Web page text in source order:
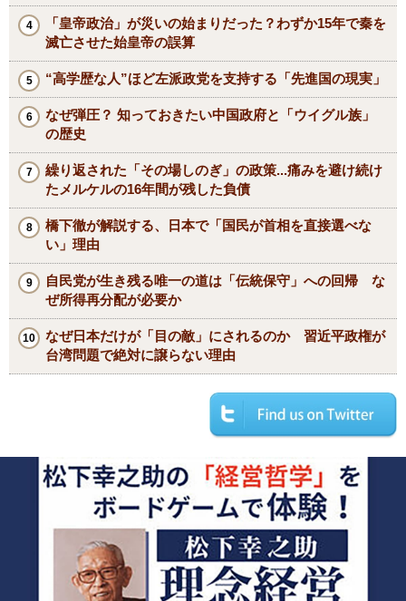
「皇帝政治」が災いの始まりだった？わずか15年で秦を
滅亡させた始皇帝の誤算
“高学歴な人”ほど左派政党を支持する「先進国の現実」
なぜ弾圧？ 知っておきたい中国政府と「ウイグル族」
の歴史
繰り返された「その場しのぎ」の政策...痛みを避け続け
たメルケルの16年間が残した負債
橋下徹が解説する、日本で「国民が首相を直接選べな
い」理由
自民党が生き残る唯一の道は「伝統保守」への回帰 な
ぜ所得再分配が必要か
なぜ日本だけが「目の敵」にされるのか 習近平政権が
台湾問題で絶対に譲らない理由